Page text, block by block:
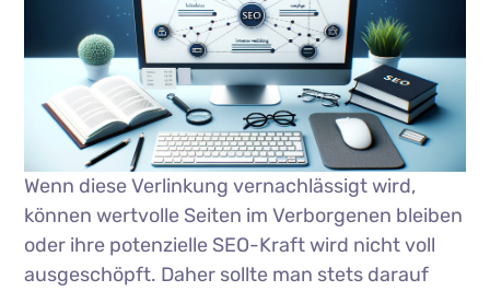
Wenn diese Verlinkung vernachlässigt wird,
können wertvolle Seiten im Verborgenen bleiben
oder ihre potenzielle SEO-Kraft wird nicht voll
ausgeschöpft. Daher sollte man stets darauf